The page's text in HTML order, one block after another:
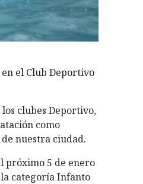
el Club Deportivo
clubes Deportivo,
como
nuestra ciudad.
próximo 5 de enero
la categoría Infanto